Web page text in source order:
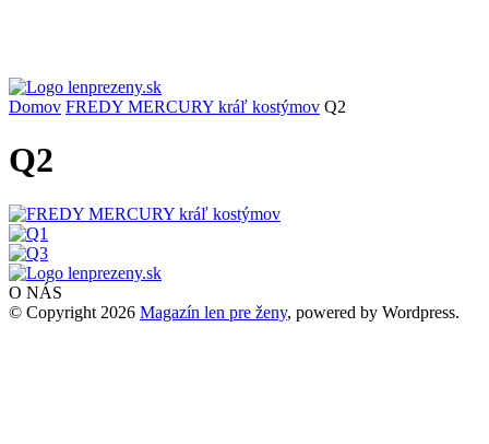
Domov FREDY MERCURY kráľ kostýmov Q2
Q2
O NÁS
© Copyright 2026 Magazín len pre ženy, powered by Wordpress.